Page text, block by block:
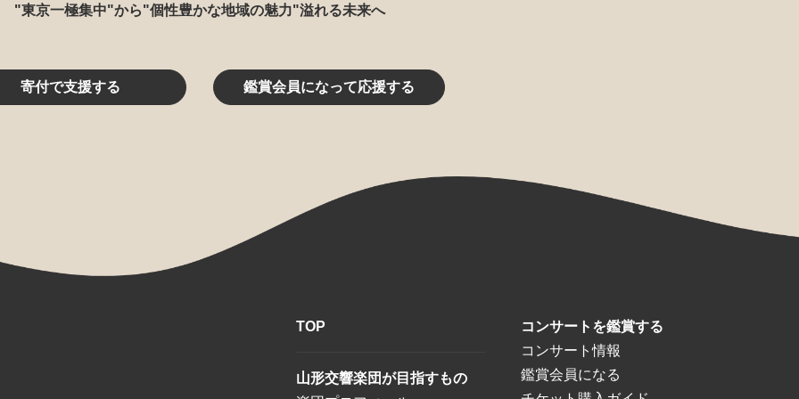
"東京一極集中"から"個性豊かな地域の魅力"溢れる未来へ
寄付で支援する 鑑賞会員になって応援する
TOP
山形交響楽団が目指すもの
コンサートを鑑賞する
コンサート情報
鑑賞会員になる